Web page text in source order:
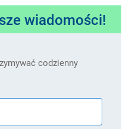
wiadomości!
codzienny